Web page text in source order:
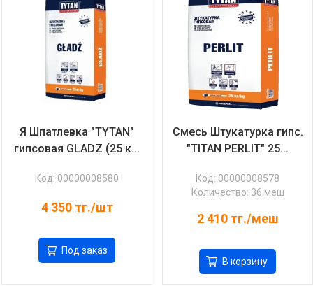
Я Шпатлевка "TYTAN"
гипсовая GLADZ (25 к...
Код: 00000008580
4 350тг./шт
Под заказ
Смесь Штукатурка гипс.
"TITAN PERLIT" 25...
Код: 00000008578
Количество: 36 меш
2 410тг./меш
В корзину